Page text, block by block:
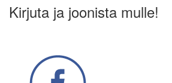
Kirjuta ja joonista mulle!